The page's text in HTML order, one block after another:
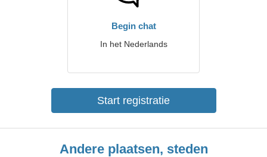
Begin chat
In het Nederlands
Start registratie
Andere plaatsen, steden